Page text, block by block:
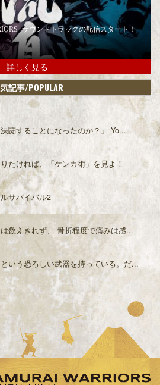
サウンドトラックの配信スタート！
詳しく見る
記事/POPULAR
決闘することになったのか？」 Yo...
たければ、「ケンカ術」を見よ！
サバイバル2
数えきれず、 骨折程度で痛みは感...
いう恐ろしい武器を持っている。だ...